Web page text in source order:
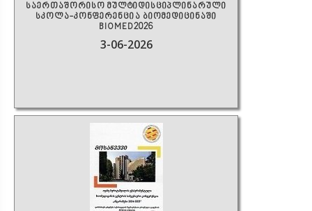
საერთაშორისო მულტიდისციპლინარული
სკოლა-კონფერენცია ბიომედიცინაში
BIOMED2026
3-06-2026